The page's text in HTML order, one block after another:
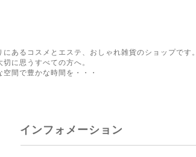
あるコスメとエステ、おしゃれ雑貨のショップです。
に思うすべての方へ。
間で豊かな時間を・・・
インフォメーション